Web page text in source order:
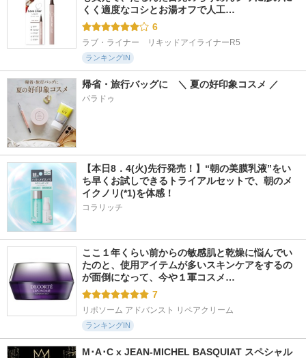
くく適度なコシとお湯オフで人工…
6
ラブ・ライナー　リキッドアイライナーR5
ランキングIN
帰省・旅行バッグに　＼ 夏の好印象コスメ ／
パラドゥ
【本日8．4(火)先行発売！】“朝の美膜乳液”をい
ち早くお試しできるトライアルセットで、朝のメ
イクノリ(*1)を体感！
コラリッチ
ここ１年くらい前からの敏感肌と乾燥に悩んでい
たのと、使用アイテムが多いスキンケアをするの
が面倒になって、今や１軍コスメ…
7
リポソーム アドバンスト リペアクリーム
ランキングIN
M･A･C x JEAN-MICHEL BASQUIAT スペシャル